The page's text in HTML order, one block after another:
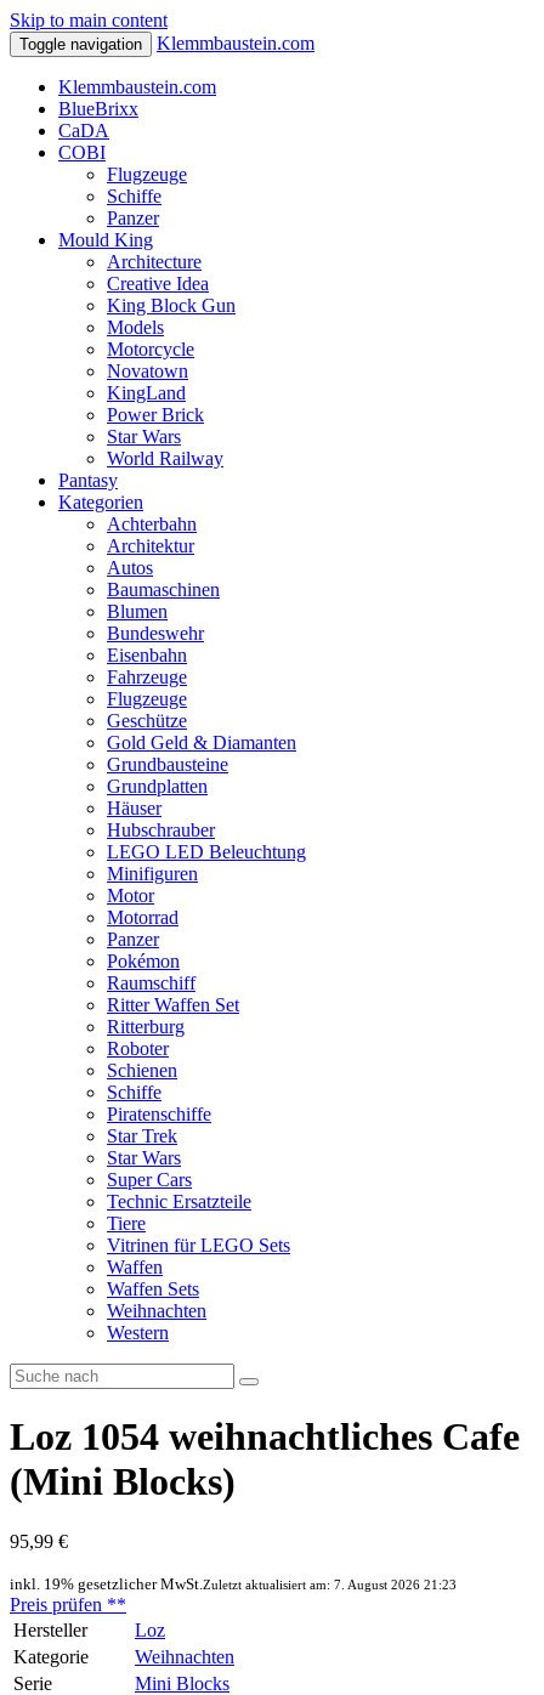
Skip to main content
Toggle navigation Klemmbaustein.com
Klemmbaustein.com
BlueBrixx
CaDA
COBI
Flugzeuge
Schiffe
Panzer
Mould King
Architecture
Creative Idea
King Block Gun
Models
Motorcycle
Novatown
KingLand
Power Brick
Star Wars
World Railway
Pantasy
Kategorien
Achterbahn
Architektur
Autos
Baumaschinen
Blumen
Bundeswehr
Eisenbahn
Fahrzeuge
Flugzeuge
Geschütze
Gold Geld & Diamanten
Grundbausteine
Grundplatten
Häuser
Hubschrauber
LEGO LED Beleuchtung
Minifiguren
Motor
Motorrad
Panzer
Pokémon
Raumschiff
Ritter Waffen Set
Ritterburg
Roboter
Schienen
Schiffe
Piratenschiffe
Star Trek
Star Wars
Super Cars
Technic Ersatzteile
Tiere
Vitrinen für LEGO Sets
Waffen
Waffen Sets
Weihnachten
Western
Loz 1054 weihnachtliches Cafe
(Mini Blocks)
95,99 €
inkl. 19% gesetzlicher MwSt. Zuletzt aktualisiert am: 7. August 2026 21:23
Preis prüfen **
Hersteller
Loz
Kategorie
Weihnachten
Serie
Mini Blocks